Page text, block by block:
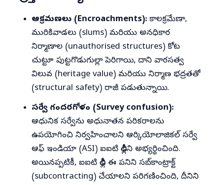
ఆక్రమణలు (Encroachments): కాలక్రమేణా,
మురికివాడలు (slums) మరియు అనధికార
నిర్మాణాల (unauthorised structures) కోట
చుట్టూ పుట్టగొడుగుల్లా పెరిగాయి, దాని వారసత్వ
విలువ (heritage value) మరియు నిర్మాణ భద్రతతో
(structural safety) రాజీ పడుతున్నాయి.
సర్వే గందరగోళం (Survey confusion):
ఆధునిక సర్వేను అధునాతన పరికరాలను
ఉపయోగించి నిర్వహించాలని ఆర్కియోలాజికల్ సర్వే
ఆఫ్ ఇండియా (ASI) ఐఐటి ఢిల్లీని అభ్యర్థించింది.
అయినప్పటికీ, ఐఐటి ఢిల్లీ ఈ పనిని సబ్‌కాంట్రాక్ట్
(subcontracting) చేయాలని పరిగణించింది, దీనిని